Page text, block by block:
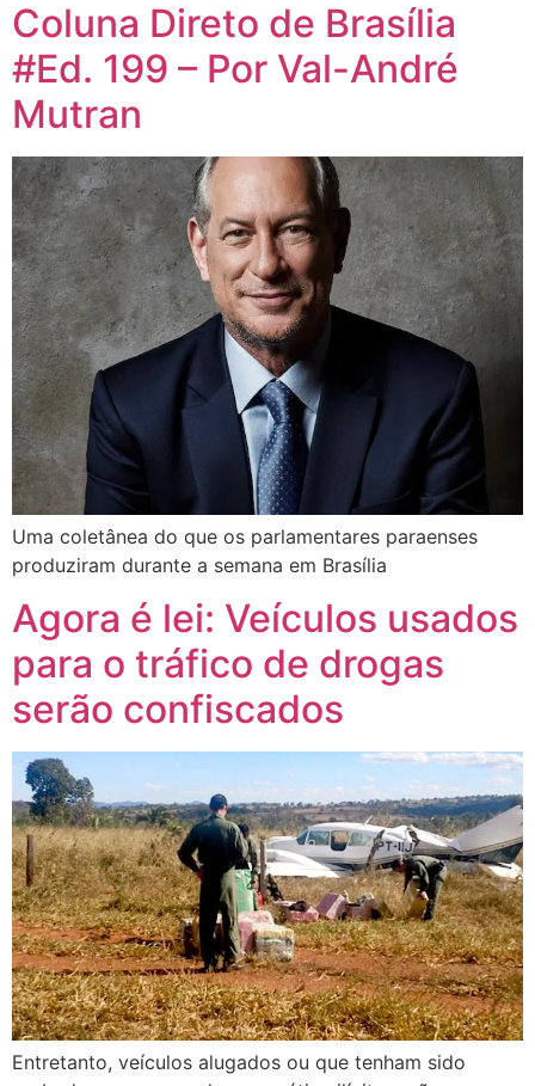
Coluna Direto de Brasília
#Ed. 199 – Por Val-André
Mutran
Uma coletânea do que os parlamentares paraenses
produziram durante a semana em Brasília
Agora é lei: Veículos usados
para o tráfico de drogas
serão confiscados
Entretanto, veículos alugados ou que tenham sido